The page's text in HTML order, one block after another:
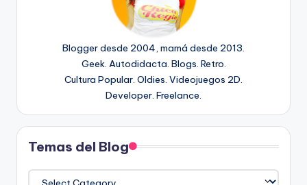
Blogger desde 2004, mamá desde 2013.
Geek. Autodidacta. Blogs. Retro.
Cultura Popular. Oldies. Videojuegos 2D.
Developer. Freelance.
Temas del Blog